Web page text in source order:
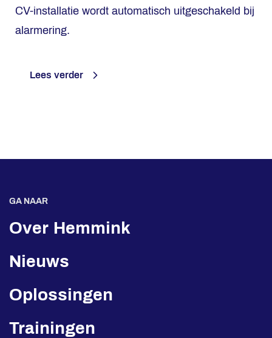
CV-installatie wordt automatisch uitgeschakeld bij
alarmering.
Lees verder
GA NAAR
Over Hemmink
Nieuws
Oplossingen
Trainingen